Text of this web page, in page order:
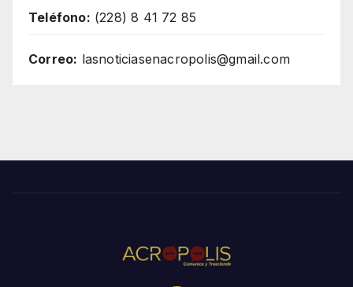
Teléfono: (228) 8 41 72 85
Correo: lasnoticiasenacropolis@gmail.com